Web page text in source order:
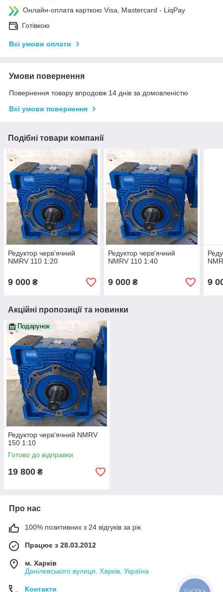
Онлайн-оплата карткою Visa, Mastercard - LiqPay
Готівкою
Всі умови оплати
Умови повернення
Повернення товару впродовж 14 днів за домовленістю
Всі умови повернення
Подібні товари компанії
Редуктор черв'ячний
NMRV 110 1:20
9 000 ₴
Редуктор черв'ячний
NMRV 110 1:40
9 000₴ 9
Акційні пропозиції та новинки
Подарунок
Редуктор черв'ячний NMRV
150 1:10
Готово до відправки
19 800 ₴
Про нас
100% позитивних з 24 відгуків за рік
Працює з 28.03.2012
м. Харків
Данілевського вулиця, Харків, Україна
Контакти